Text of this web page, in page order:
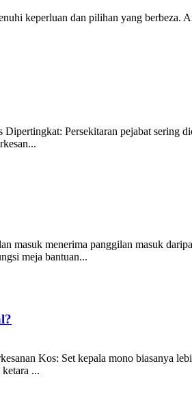
keperluan dan pilihan yang berbeza.
Persekitaran pejabat sering
masuk menerima panggilan masuk
meja bantuan...
Kos: Set kepala mono biasanya
...